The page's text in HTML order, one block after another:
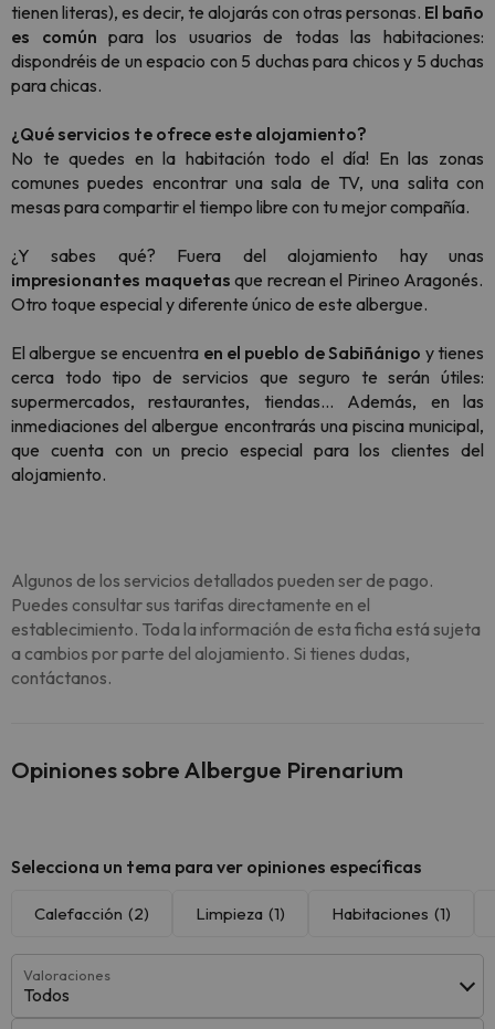
tienen literas), es decir, te alojarás con otras personas. El baño
es común para los usuarios de todas las habitaciones:
dispondréis de un espacio con 5 duchas para chicos y 5 duchas
para chicas.
¿Qué servicios te ofrece este alojamiento?
No te quedes en la habitación todo el día! En las zonas
comunes puedes encontrar una sala de TV, una salita con
mesas para compartir el tiempo libre con tu mejor compañía.
¿Y sabes qué? Fuera del alojamiento hay unas
impresionantes maquetas que recrean el Pirineo Aragonés.
Otro toque especial y diferente único de este albergue.
El albergue se encuentra en el pueblo de Sabiñánigo y tienes
cerca todo tipo de servicios que seguro te serán útiles:
supermercados, restaurantes, tiendas... Además, en las
inmediaciones del albergue encontrarás una piscina municipal,
que cuenta con un precio especial para los clientes del
alojamiento.
Algunos de los servicios detallados pueden ser de pago.
Puedes consultar sus tarifas directamente en el
establecimiento. Toda la información de esta ficha está sujeta
a cambios por parte del alojamiento. Si tienes dudas,
contáctanos.
Opiniones sobre Albergue Pirenarium
Selecciona un tema para ver opiniones específicas
Calefacción (2) Limpieza (1) Habitaciones (1)
Valoraciones
Todos